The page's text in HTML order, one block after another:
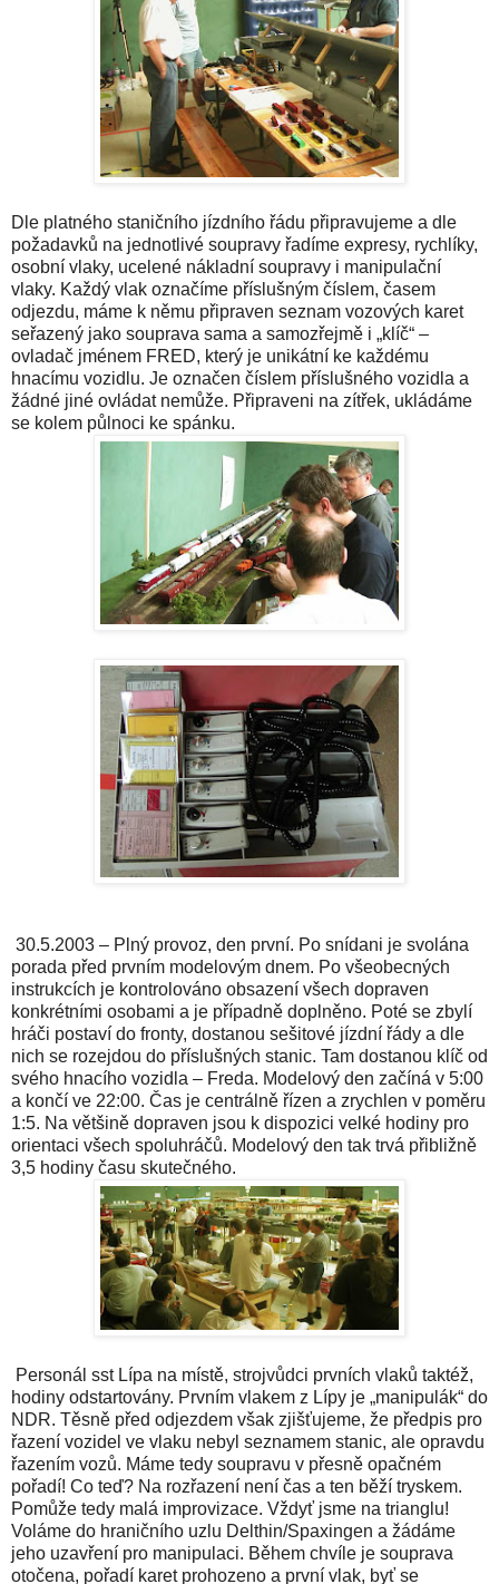
Dle platného staničního jízdního řádu připravujeme a dle
požadavků na jednotlivé soupravy řadíme expresy, rychlíky,
osobní vlaky, ucelené nákladní soupravy i manipulační
vlaky. Každý vlak označíme příslušným číslem, časem
odjezdu, máme k němu připraven seznam vozových karet
seřazený jako souprava sama a samozřejmě i „klíč“ –
ovladač jménem FRED, který je unikátní ke každému
hnacímu vozidlu. Je označen číslem příslušného vozidla a
žádné jiné ovládat nemůže. Připraveni na zítřek, ukládáme
se kolem půlnoci ke spánku.
30.5.2003 – Plný provoz, den první. Po snídani je svolána
porada před prvním modelovým dnem. Po všeobecných
instrukcích je kontrolováno obsazení všech dopraven
konkrétními osobami a je případně doplněno. Poté se zbylí
hráči postaví do fronty, dostanou sešitové jízdní řády a dle
nich se rozejdou do příslušných stanic. Tam dostanou klíč od
svého hnacího vozidla – Freda. Modelový den začíná v 5:00
a končí ve 22:00. Čas je centrálně řízen a zrychlen v poměru
1:5. Na většině dopraven jsou k dispozici velké hodiny pro
orientaci všech spoluhráčů. Modelový den tak trvá přibližně
3,5 hodiny času skutečného.
Personál sst Lípa na místě, strojvůdci prvních vlaků taktéž,
hodiny odstartovány. Prvním vlakem z Lípy je „manipulák“ do
NDR. Těsně před odjezdem však zjišťujeme, že předpis pro
řazení vozidel ve vlaku nebyl seznamem stanic, ale opravdu
řazením vozů. Máme tedy soupravu v přesně opačném
pořadí! Co teď? Na rozřazení není čas a ten běží tryskem.
Pomůže tedy malá improvizace. Vždyť jsme na trianglu!
Voláme do hraničního uzlu Delthin/Spaxingen a žádáme
jeho uzavření pro manipulaci. Během chvíle je souprava
otočena, pořadí karet prohozeno a první vlak, byť se